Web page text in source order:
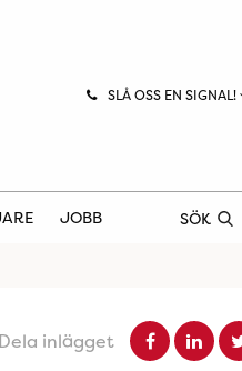
SLÅ OSS EN SIGNAL!
JOBB SÖK
Dela inlägget